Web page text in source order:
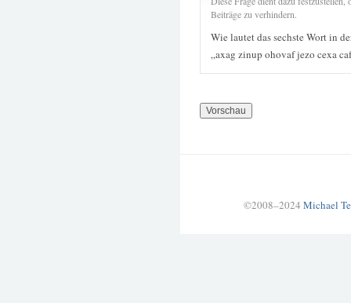
Beiträge zu verhindern.
Wie lautet das sechste Wort in
„axag zinup ohovaf jezo cexa
©2008–2024 Michael